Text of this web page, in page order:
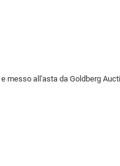
all'asta da Goldberg